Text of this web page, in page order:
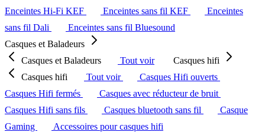
Enceintes Hi-Fi KEF
Enceintes sans fil KEF
Enceintes
sans fil Dali
Enceintes sans fil Bluesound
Casques et Baladeurs
Casques et Baladeurs
Tout voir
Casques hifi
Casques hifi
Tout voir
Casques Hifi ouverts
Casques Hifi fermés
Casques avec réducteur de bruit
Casques Hifi sans fils
Casques bluetooth sans fil
Casque
Gaming
Accessoires pour casques hifi